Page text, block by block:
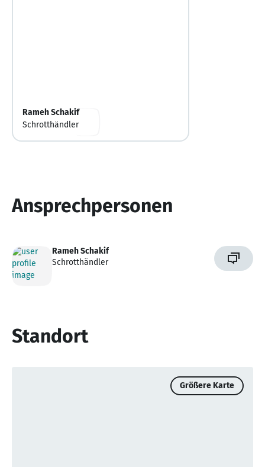
Rameh Schakif
Schrotthändler
Ansprechpersonen
Rameh Schakif
Schrotthändler
Standort
Größere Karte